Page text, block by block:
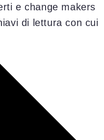
e change makers
di lettura con cui